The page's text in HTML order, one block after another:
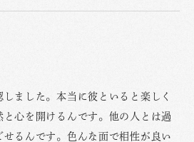
ました。本当に彼といると楽しく
と心を開けるんです。他の人とは過
せるんです。色んな面で相性が良い